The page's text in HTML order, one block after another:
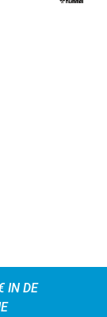
IN DE